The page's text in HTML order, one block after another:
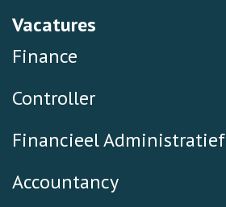
Vacatures
Finance
Controller
Financieel Administratief
Accountancy